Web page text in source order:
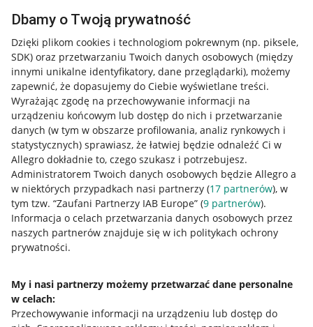
Dbamy o Twoją prywatność
Dzięki plikom cookies i technologiom pokrewnym (np. piksele,
SDK) oraz przetwarzaniu Twoich danych osobowych (między
innymi unikalne identyfikatory, dane przeglądarki), możemy
zapewnić, że dopasujemy do Ciebie wyświetlane treści.
Wyrażając zgodę na przechowywanie informacji na
urządzeniu końcowym lub dostęp do nich i przetwarzanie
danych (w tym w obszarze profilowania, analiz rynkowych i
statystycznych) sprawiasz, że łatwiej będzie odnaleźć Ci w
Allegro dokładnie to, czego szukasz i potrzebujesz.
Administratorem Twoich danych osobowych będzie Allegro a
w niektórych przypadkach nasi partnerzy (17 partnerów), w
tym tzw. “Zaufani Partnerzy IAB Europe” (9 partnerów).
Informacja o celach przetwarzania danych osobowych przez
naszych partnerów znajduje się w ich politykach ochrony
prywatności.
My i nasi partnerzy możemy przetwarzać dane personalne
w celach:
Przechowywanie informacji na urządzeniu lub dostęp do
Przydatne informacje
Jak to działa
Allegro Gadane dla sprzedających
Allegro Gadane dla kupujących